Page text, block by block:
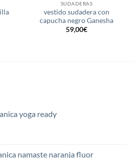
SUDADERAS
vestido sudadera con
capucha negro Ganesha
59,00€
yoga ready
namaste naranja fluor